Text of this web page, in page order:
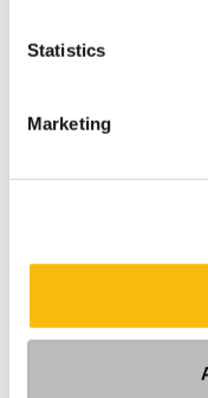
Statistics
Marketing
verbreden. Zijn
Studies,
aan de Erasmus
leveren van
- Netwerken en
trends in de sector.
- Culturele